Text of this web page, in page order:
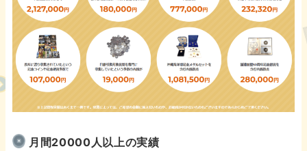
月間20000人以上の実績